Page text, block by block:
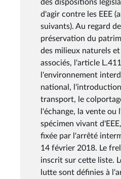
des dispositions
d'agir contre les EEE
suivants). Au regard
préservation du
des milieux naturels et
associés, l'article
l'environnement
national,
transport, le
l'échange, la vente ou
spécimen vivant
fixée par l'arrêté
14 février 2018. Le
inscrit sur cette liste.
lutte sont définies à